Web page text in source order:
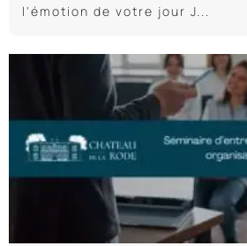
l'émotion de votre jour J...